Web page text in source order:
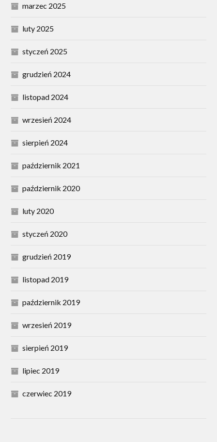
marzec 2025
luty 2025
styczeń 2025
grudzień 2024
listopad 2024
wrzesień 2024
sierpień 2024
październik 2021
październik 2020
luty 2020
styczeń 2020
grudzień 2019
listopad 2019
październik 2019
wrzesień 2019
sierpień 2019
lipiec 2019
czerwiec 2019